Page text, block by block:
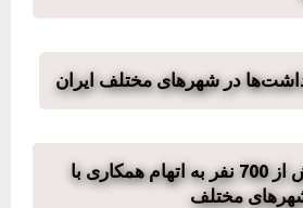
در شهرهای مختلف ایران
بازداشت بیش از 700 نفر به اتهام همکاری با
مختلف